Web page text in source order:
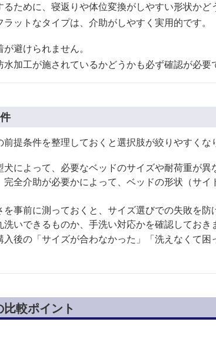
ために、寝返りや体位変換がしやすい形状かど
ットなタイプは、介助がしやすく実用的です。
避けられません。
水加工が施されているかどうかも必ず確認が必要
提条件を整理しておくと選択肢が絞りやすくな
犬によって、必要なベッドのサイズや耐荷重が異
完全介助が必要かによって、ベッドの形状（サ
を事前に測っておくと、サイズ選びでの失敗を防
洗いできるものか、手洗い対応かを確認しておき
後の「サイズが合わなかった」「洗えなくて
較ポイント